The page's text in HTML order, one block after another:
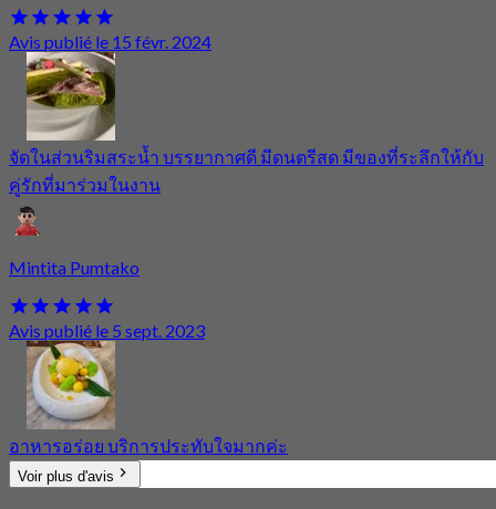
Avis publié le 15 févr. 2024
จัดในส่วนริมสระน้ำ บรรยากาศดี มีดนตรีสด มีของที่ระลึกให้กับ
คู่รักที่มาร่วมในงาน
Mintita Pumtako
Avis publié le 5 sept. 2023
อาหารอร่อย บริการประทับใจมากค่ะ
Voir plus d'avis